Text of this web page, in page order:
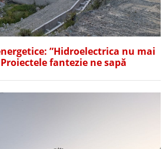
”Hidroelectrica nu mai
fantezie ne sapă